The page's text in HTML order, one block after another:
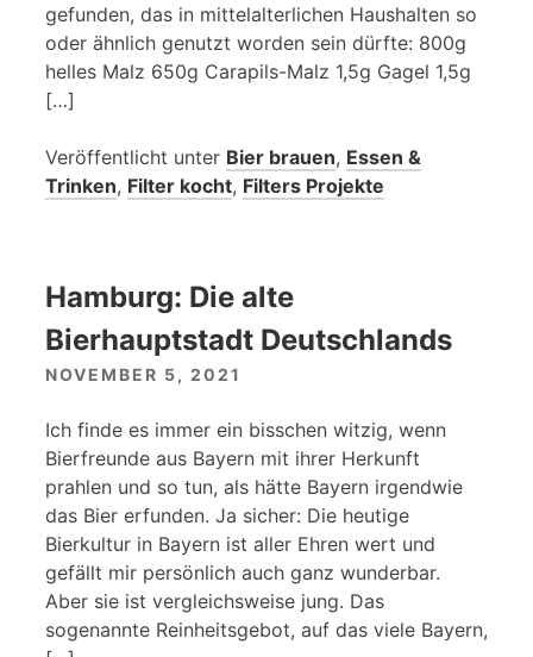
gefunden, das in mittelalterlichen Haushalten so
oder ähnlich genutzt worden sein dürfte: 800g
helles Malz 650g Carapils-Malz 1,5g Gagel 1,5g
[…]
Veröffentlicht unter Bier brauen, Essen &
Trinken, Filter kocht, Filters Projekte
Hamburg: Die alte
Bierhauptstadt Deutschlands
NOVEMBER 5, 2021
Ich finde es immer ein bisschen witzig, wenn
Bierfreunde aus Bayern mit ihrer Herkunft
prahlen und so tun, als hätte Bayern irgendwie
das Bier erfunden. Ja sicher: Die heutige
Bierkultur in Bayern ist aller Ehren wert und
gefällt mir persönlich auch ganz wunderbar.
Aber sie ist vergleichsweise jung. Das
sogenannte Reinheitsgebot, auf das viele Bayern,